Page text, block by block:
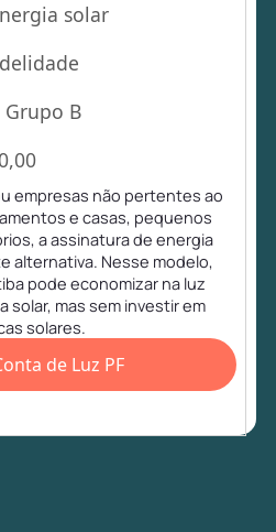
solar
B
empresas não pertentes ao
e casas, pequenos
a assinatura de energia
alternativa. Nesse modelo,
pode economizar na luz
solar, mas sem investir em
solares.
de Luz PF